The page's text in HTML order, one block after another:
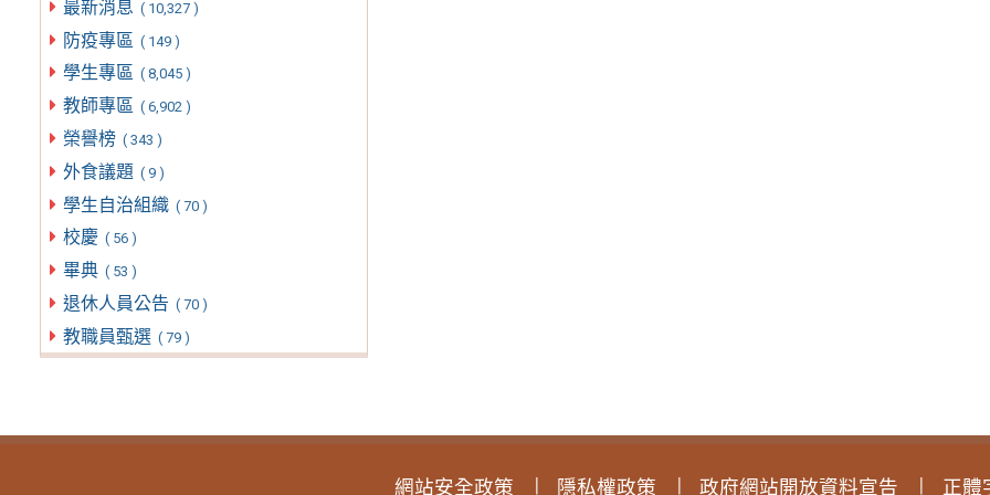
最新消息 ( 10,327 )
防疫專區 ( 149 )
學生專區 ( 8,045 )
教師專區 ( 6,902 )
榮譽榜 ( 343 )
外食議題 ( 9 )
學生自治組織 ( 70 )
校慶 ( 56 )
畢典 ( 53 )
退休人員公告 ( 70 )
教職員甄選 ( 79 )
網站安全政策 隱私權政策 政府網站開放資料宣告 正體